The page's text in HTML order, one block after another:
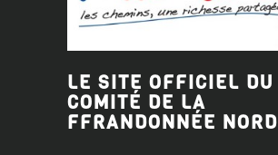
LE SITE OFFICIEL DU
COMITÉ DE LA
FFRANDONNÉE NORD